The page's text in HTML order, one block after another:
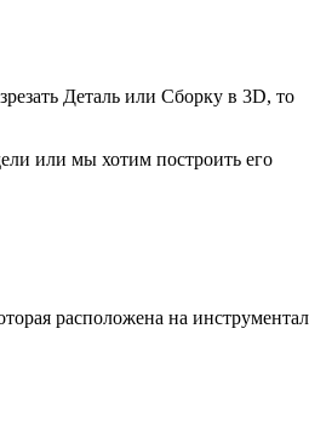
Деталь или Сборку в 3D, то
или мы хотим построить его
расположена на